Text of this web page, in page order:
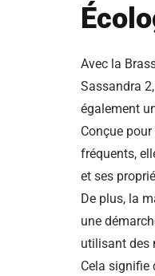
Avec la
Sassandra
également
Conçue
fréquents,
et ses
De plus, la
une
utilisant des
Cela signifie